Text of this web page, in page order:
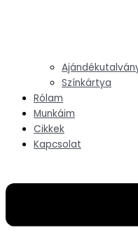
Színkártya
Rólam
Munkáim
Cikkek
Kapcsolat